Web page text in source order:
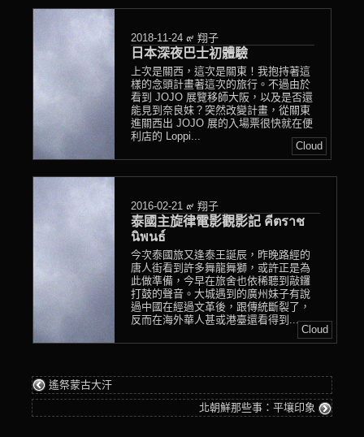
in
2018-11-24 ๙ 翔子
日本深夜巴士初體驗
上次是關西，這次是關東！我抱持著這
樣的念頭計畫著這次的旅行。不過由於
看到 JOJO 展覽移師大阪，以及是否還
能見到奈良妹？突然改變計畫，從關東
進關西出 JOJO 展的入場票很快就在便
利店的 Loppi...
Cloud
2016-02-21 ๙ 翔子
泰國主旋律電影觀影記 คีตราช
นิพนธ์
今次泰國旅又逢泰王誕辰，昨晚路經的
唐人街看到許多舞龍舞獅，或許正是為
此做準備，今早在旅舍也依稀聽到敲鑼
打鼓的聲音。大城遇到的廣州妹子有說
過中國在經過文革後，跟傳統斷裂了，
反而在海外華人甚或港臺還看得到...
Cloud
遙祭蒙古大汗
北朝鮮那些事：平壤印象